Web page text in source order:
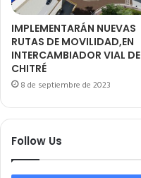
IMPLEMENTARÁN NUEVAS
RUTAS DE MOVILIDAD,EN
INTERCAMBIADOR VIAL DE
CHITRÉ
8 de septiembre de 2023
Follow Us